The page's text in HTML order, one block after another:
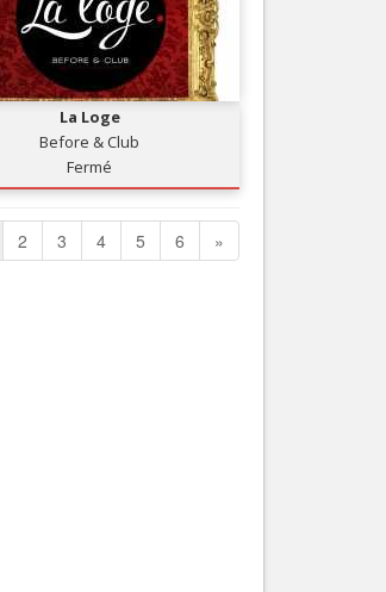
La Loge
Before & Club
Fermé
2 3 4 5 6 »